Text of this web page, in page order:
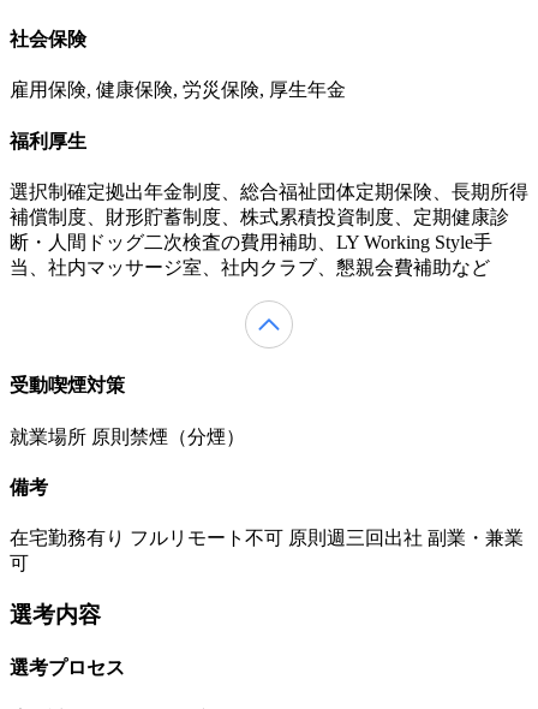
社会保険
雇用保険, 健康保険, 労災保険, 厚生年金
福利厚生
選択制確定拠出年金制度、総合福祉団体定期保険、長期所得
補償制度、財形貯蓄制度、株式累積投資制度、定期健康診
断・人間ドッグ二次検査の費用補助、LY Working Style手
当、社内マッサージ室、社内クラブ、懇親会費補助など
受動喫煙対策
就業場所 原則禁煙（分煙）
備考
在宅勤務有り フルリモート不可 原則週三回出社 副業・兼業
可
選考内容
選考プロセス